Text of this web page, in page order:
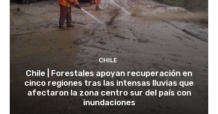
CHILE
Chile | Forestales apoyan recuperación en
cinco regiones tras las intensas lluvias que
afectaron la zona centro sur del país con
inundaciones